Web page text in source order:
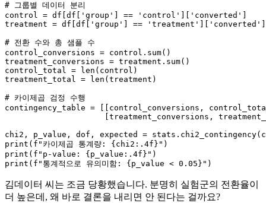
# 그룹별 데이터 분리
control = df[df[
'group' ] == 'control' 'converted'
treatment = df[df[
'group' ] == 'treatment' 'converted'
# 전환 수와 총 샘플 수
control_conversions = control. sum()
treatment_conversions = treatment. sum()
control_total =
len (control)
treatment_total =
len (treatment)
# 카이제곱 검정 수행
contingency_table = [[control_conversions,
[treatment_conversions,
print ( f"카이제곱 통계량: {chi2: .4f} "
print ( f"p-value: {p_value: .4f} "
print ( f"통계적으로 유의미함: {p_value < 0.05 } "
김데이터 씨는 조금 당황했습니다. 분명히 실험군의 전환율이
더 높은데, 왜 바로 결론을 내리면 안 된다는 걸까요?